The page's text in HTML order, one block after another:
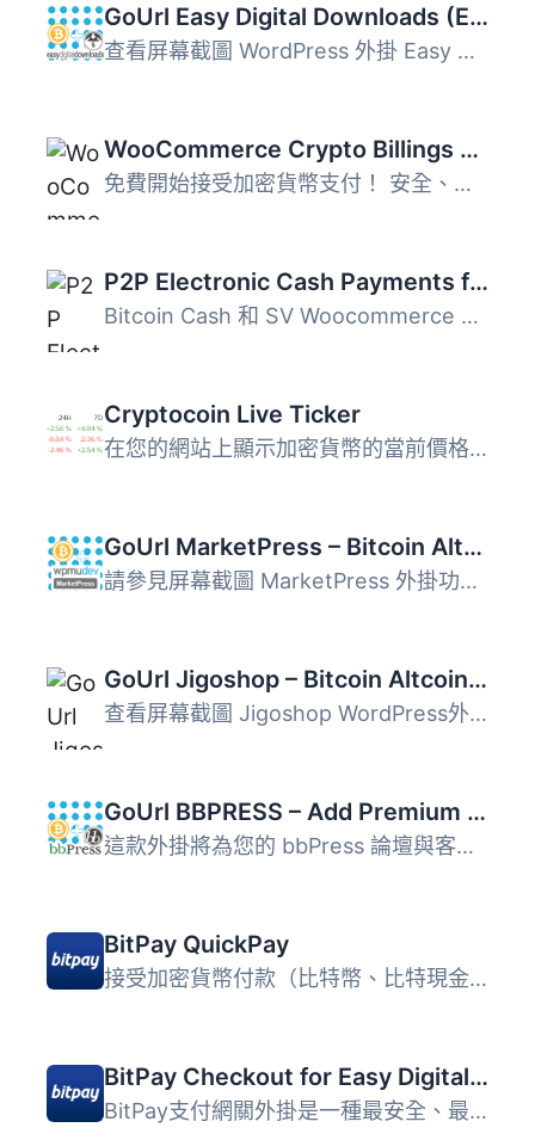
GoUrl Easy Digital Downloads (EDD) – Bitcoin Altcoin Payment Gateway
查看屏幕截圖 WordPress 外掛 Easy Digital Downloads 特點 &...
WooCommerce Crypto Billings Payment Gateway
免費開始接受加密貨幣支付！ 安全、安心、易安裝，並與所有主...
P2P Electronic Cash Payments for WooCommerce
Bitcoin Cash 和 SV Woocommerce 付款閘道。零費用、零佣金、...
Cryptocoin Live Ticker
在您的網站上顯示加密貨幣的當前價格，24小時價格變化和7天價...
GoUrl MarketPress – Bitcoin Altcoin Payment Gateway Addon
請參見屏幕截圖 MarketPress 外掛功能 – 在Github.com...
GoUrl Jigoshop – Bitcoin Altcoin Payment Gateway Processor
查看屏幕截圖 Jigoshop WordPress外掛功能 - 在Github.com上...
GoUrl BBPRESS – Add Premium Membership with Bitcoin/Altcoin Payments
這款外掛將為您的 bbPress 論壇與客戶支援系統增加高級會員和...
BitPay QuickPay
接受加密貨幣付款（比特幣、比特現金等）的最安全和最快速的...
BitPay Checkout for Easy Digital Downloads
BitPay支付網關外掛是一種最安全、最快速的接受加密貨幣付款...